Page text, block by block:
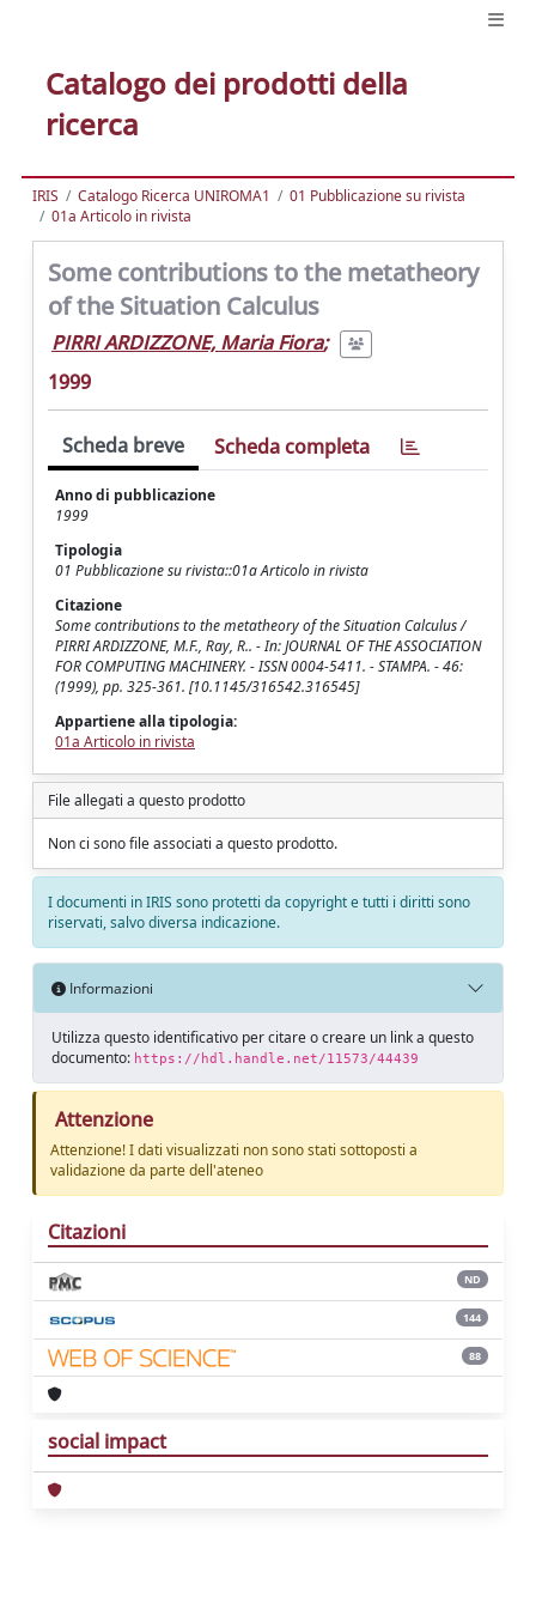
Catalogo dei prodotti della
ricerca
IRIS Catalogo Ricerca UNIROMA1
01 Pubblicazione su rivista
01a Articolo in rivista
Some contributions to the metatheory
of the Situation Calculus
PIRRI ARDIZZONE, Maria Fiora;
1999
Scheda breve Scheda completa
Anno di pubblicazione
1999
Tipologia
01 Pubblicazione su rivista::01a Articolo in rivista
Citazione
Some contributions to the metatheory of the Situation Calculus /
PIRRI ARDIZZONE, M.F., Ray, R.. - In: JOURNAL OF THE ASSOCIATION
FOR COMPUTING MACHINERY. - ISSN 0004-5411. - STAMPA. - 46:
(1999), pp. 325-361. [10.1145/316542.316545]
Appartiene alla tipologia:
01a Articolo in rivista
File allegati a questo prodotto
Non ci sono file associati a questo prodotto.
I documenti in IRIS sono protetti da copyright e tutti i diritti sono
riservati, salvo diversa indicazione.
Informazioni
Utilizza questo identificativo per citare o creare un link a questo
documento: https://hdl.handle.net/11573/44439
Attenzione
Attenzione! I dati visualizzati non sono stati sottoposti a
validazione da parte dell'ateneo
Citazioni
ND
144
88
social impact